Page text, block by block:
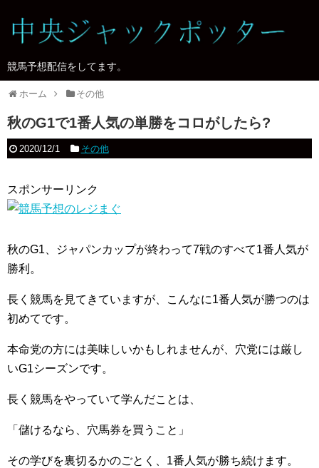
競馬予想配信をしてます。
ホーム その他
秋のG1で1番人気の単勝をコロがしたら?
2020/12/1 その他
スポンサーリンク
秋のG1、ジャパンカップが終わって7戦のすべて1番人気が
勝利。
長く競馬を見てきていますが、こんなに1番人気が勝つのは
初めてです。
本命党の方には美味しいかもしれませんが、穴党には厳し
いG1シーズンです。
長く競馬をやっていて学んだことは、
「儲けるなら、穴馬券を買うこと」
その学びを裏切るかのごとく、1番人気が勝ち続けます。